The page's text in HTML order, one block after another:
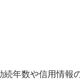
続年数や信用情報